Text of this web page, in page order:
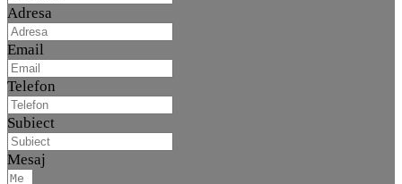
Adresa
Email
Telefon
Subiect
Mesaj